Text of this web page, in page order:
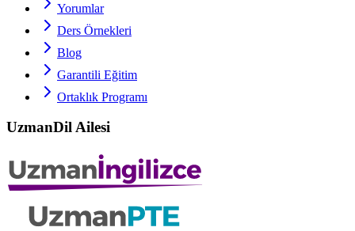
Yorumlar
Ders Örnekleri
Blog
Garantili Eğitim
Ortaklık Programı
UzmanDil Ailesi